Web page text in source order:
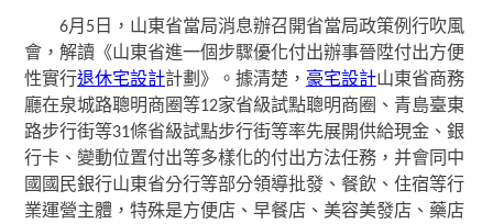
6月5日，山東省當局消息辦召開省當局政策例行吹風
會，解讀《山東省進一個步驟優化付出辦事晉陞付出方便
性實行退休宅設計計劃》。據清楚， 豪宅設計山東省商務
廳在泉城路聰明商圈等12家省級試點聰明商圈、青島臺東
路步行街等31條省級試點步行街等率先展開供給現金、銀
行卡、變動位置付出等多樣化的付出方法任務，并會同中
國國民銀行山東省分行等部分領導批發、餐飲、住宿等行
業運營主體，特殊是方便店、早餐店、美容美發店、藥店